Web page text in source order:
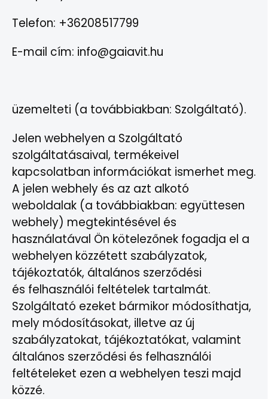
Telefon: +36208517799
E-mail cím: info@gaiavit.hu
üzemelteti (a továbbiakban: Szolgáltató).
Jelen webhelyen a Szolgáltató
szolgáltatásaival, termékeivel
kapcsolatban információkat ismerhet meg.
A jelen webhely és az azt alkotó
weboldalak (a továbbiakban: együttesen
webhely) megtekintésével és
használatával Ön kötelezőnek fogadja el a
webhelyen közzétett szabályzatok,
tájékoztatók, általános szerződési
és felhasználói feltételek tartalmát.
Szolgáltató ezeket bármikor módosíthatja,
mely módosításokat, illetve az új
szabályzatokat, tájékoztatókat, valamint
általános szerződési és felhasználói
feltételeket ezen a webhelyen teszi majd
közzé.